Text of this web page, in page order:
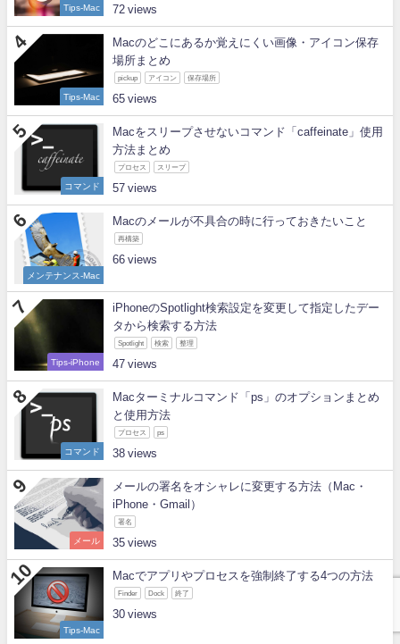
Tips-Mac 72
Tips-Mac
Macのどこにあるか覚えにくい画像・アイコン保存
場所まとめ
pickup アイコン 保存場所
65
コマンド
Macをスリープさせないコマンド「caffeinate」使用
方法まとめ
プロセス スリープ
57
メンテナンス-Mac
Macのメールが不具合の時に行っておきたいこと
再構築
66
Tips-iPhone
iPhoneのSpotlight検索設定を変更して指定したデー
タから検索する方法
Spotlight 検索 整理
47
コマンド
Macターミナルコマンド「ps」のオプションまとめ
と使用方法
プロセス ps
38
メール
メールの署名をオシャレに変更する方法（Mac・
iPhone・Gmail）
署名
35
Tips-Mac
Macでアプリやプロセスを強制終了する4つの方法
Finder Dock 終了
30